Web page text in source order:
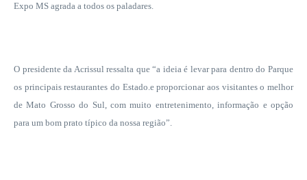
Expo MS agrada a todos os paladares.
O presidente da Acrissul ressalta que “a ideia é levar para dentro do Parque
os principais restaurantes do Estado.e proporcionar aos visitantes o melhor
de Mato Grosso do Sul, com muito entretenimento, informação e opção
para um bom prato típico da nossa região”.